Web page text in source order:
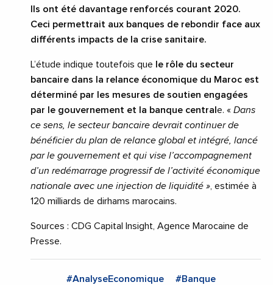
Ils ont été davantage renforcés courant 2020.
Ceci permettrait aux banques de rebondir face aux
différents impacts de la crise sanitaire.
L’étude indique toutefois que
le rôle du secteur
bancaire dans la relance économique du Maroc est
déterminé par les mesures de soutien engagées
par le gouvernement et la banque central e. « Dans
ce sens, le secteur bancaire devrait continuer de
bénéficier du plan de relance global et intégré, lancé
par le gouvernement et qui vise l’accompagnement
d’un redémarrage progressif de l’activité économique
nationale avec une injection de liquidité » , estimée à
120 milliards de dirhams marocains.
Sources : CDG Capital Insight, Agence Marocaine de
Presse.
#AnalyseEconomique #Banque